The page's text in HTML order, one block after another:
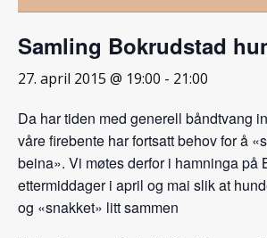
Samling Bokrudstad
27. april 2015 @ 19:00 - 21:00
Da har tiden med generell båndtvang
våre firebente har fortsatt behov for å
beina». Vi møtes derfor i hamninga på
ettermiddager i april og mai slik at
og «snakket» litt sammen